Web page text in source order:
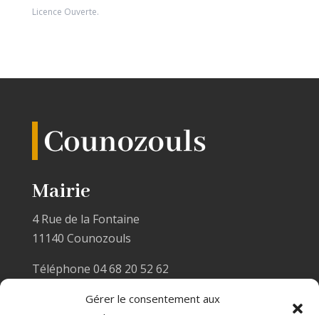
Gérer le consentement aux
Licence Ouverte.
Mairie
4 Rue de la Fontaine
11140 Counozouls
Téléphone 04 68 20 52 62